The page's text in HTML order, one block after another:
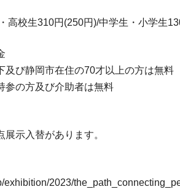
高校生310円(250円)/中学生・小学生
び静岡市在住の70才以上の方は無料
の方及び介助者は無料
示入替があります。
exhibition/2023/